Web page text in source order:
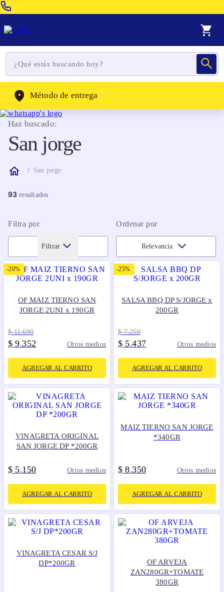
WhatsApp: (302) 262-4104
Método de entrega
Haz buscado:
San jorge
San jorge
93
Filtra por Ordenar por
Filtrar Relevancia
-20%
OF MAIZ TIERNO SAN
JORGE 2UNI x 190GR
$ 11.690
$ 9.352 Otros medios
AGREGAR AL CARRITO
-25%
SALSA BBQ DP S/JORGE x
200GR
$ 7.250
$ 5.437 Otros medios
AGREGAR AL CARRITO
VINAGRETA ORIGINAL
SAN JORGE DP *200GR
$ 5.150 Otros medios
AGREGAR AL CARRITO
MAIZ TIERNO SAN JORGE
*340GR
$ 8.350 Otros medios
AGREGAR AL CARRITO
VINAGRETA CESAR S/J
DP*200GR
OF ARVEJA
ZAN280GR+TOMATE
380GR